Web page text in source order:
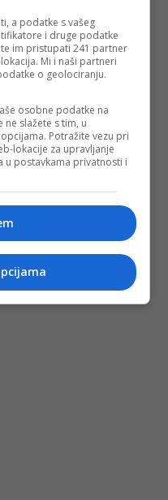
mrežaTwitteriFacebook
a podatke s vašeg
i druge podatke
im pristupati 241 partner
Mi i naši partneri
o geolociranju.
osobne podatke na
slažete s tim, u
Potražite vezu pri
lokacije za upravljanje
u postavkama privatnosti i